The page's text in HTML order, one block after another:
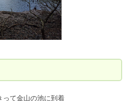
って金山の池に到着